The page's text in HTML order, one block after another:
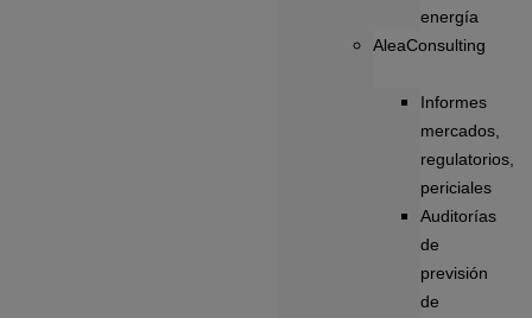
energía
AleaConsulting
Informes
mercados,
regulatorios,
periciales
Auditorías
de
previsión
de